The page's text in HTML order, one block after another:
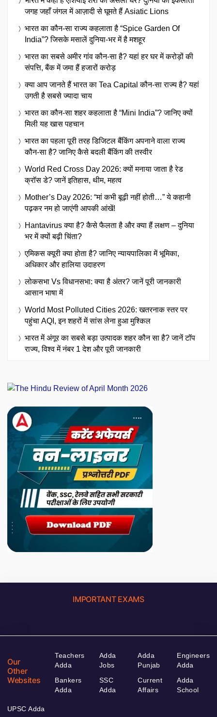
जगह जहाँ जंगल में आज़ादी से घूमते हैं Asiatic Lions
भारत का कौन-सा राज्य कहलाता है “Spice Garden Of
India”? जिसके मसालें दुनिया-भर में है मशहूर
भारत का सबसे अमीर गांव कौन-सा है? यहां हर घर में करोड़ों की
संपत्ति, बैंक में जमा हैं हजारों करोड़
क्या आप जानते हैं भारत का Tea Capital कौन-सा राज्य है? यहां
उगती है सबसे ज्यादा चाय
भारत का कौन-सा शहर कहलाता है “Mini India”? जानिए क्यों
मिली यह खास पहचान
भारत का पहला पूरी तरह डिजिटल बैंकिंग अपनाने वाला राज्य
कौन-सा है? जानिए कैसे बदली बैंकिंग की तस्वीर
World Red Cross Day 2026: क्यों मनाया जाता है रेड
क्रॉस डे? जानें इतिहास, थीम, महत्व
Mother’s Day 2026: “मां कभी बूढ़ी नहीं होती…” ये कहानी
पढ़कर नम हो जाएंगी आपकी आंखें!
Hantavirus क्या है? कैसे फैलता है और क्या हैं लक्षण – दुनिया
भर में क्यों बढ़ी चिंता?
एमिकस क्यूरी क्या होता है? जानिए न्यायपालिका में भूमिका,
अधिकार और हालिया उदाहरण
लोकसभा Vs विधानसभा: क्या है अंतर? जानें पूरी जानकारी
आसान भाषा में
World Most Polluted Cities 2026: खतरनाक स्तर पर
पहुंचा AQI, इन शहरों में सांस लेना हुआ मुश्किल
भारत में अंगूर का सबसे बड़ा उत्पादक शहर कौन सा है? जानें टॉप
राज्य, विश्व में नंबर 1 देश और पूरी जानकारी
IMPORTANT EXAMS
Our
Other
Websites
Teachers
Adda
Bankers
Adda
Adda
Jobs
SSC
Adda
Adda
Punjab
Current
Affairs
Engineers
Adda
Adda
School
UPSC Adda